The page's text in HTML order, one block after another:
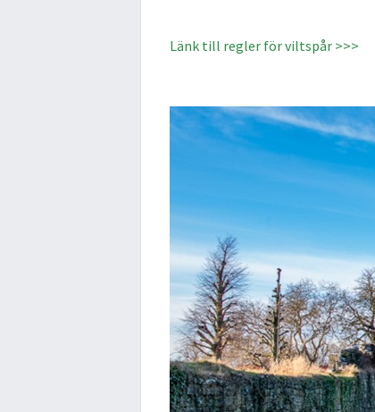
Länk till regler för viltspår >>>